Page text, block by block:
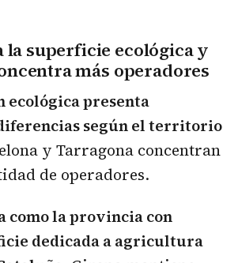
la superficie ecológica y
más operadores
ecológica presenta
según el territorio
y Tarragona concentran
de operadores.
como la provincia con
dedicada a agricultura